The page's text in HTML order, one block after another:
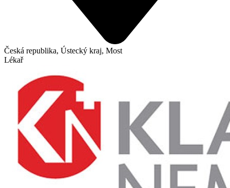
Česká republika, Ústecký kraj, Most
Lékař